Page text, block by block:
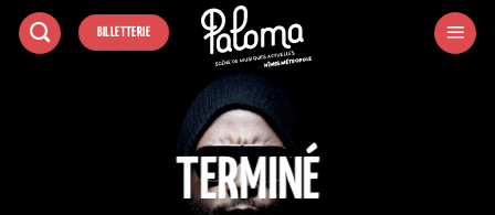
Passer
BILLETTERIE
TERMINÉ